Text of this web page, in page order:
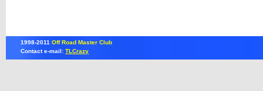
1998-2011 Off Road Master Club
Contact e-mail: TLCrazy